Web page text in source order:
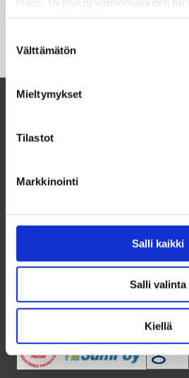
yhteydenottolomakkeen
pyydetään erillinen suostumus
markkinoinnissa. Hyväksymällä
hyväksyt asiakasdatan jakamisen
mainonnan mittaamista varten.
valinta
Välttämätön
Mieltymykset
Tilastot
Markkinointi
Salli kaikki
Salli valinta
Kiellä
Suomalainen
Olemme suomalainen perheyritys
Tarjoamme kattavasti työmaa- ja
kiinteistötuotteet, liikennemerkit ja
ratkaisut, sekä puistokalusteet ja
– kaikki kätevästi yhdestä paikasta.
tuotevalikoimaamme tarkemmin